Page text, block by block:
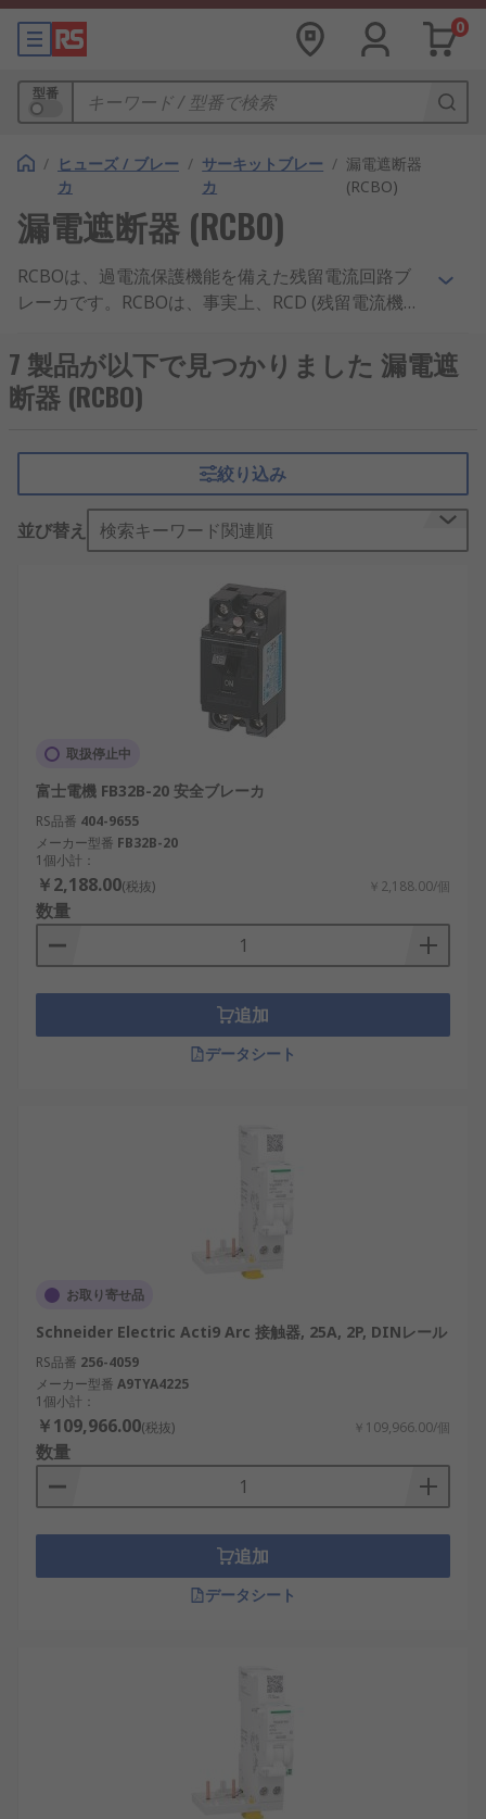
0
型番
/ ヒューズ / ブレー
カ
/ サーキットブレー
カ
/ 漏電遮断器
(RCBO)
漏電遮断器 (RCBO)
RCBOは、過電流保護機能を備えた残留電流回路ブ
レーカです。RCBOは、事実上、RCD (残留電流機
たユニットです。RCBOは、過負荷保護と短絡保護
を組み合わせて、アース漏洩電流に対する保護機能
を提供します。この製品は、電流がアンバランスに
を保護します。RCBOは、広範な遮断容量の製品が
用意されており、産業から家電まで、さまざまな用
途で利用できます。
7 製品が以下で見つかりました 漏電遮
断器 (RCBO)
絞り込み
並び替え 検索キーワード関連順
取扱停止中
富士電機 FB32B-20 安全ブレーカ
RS品番 404-9655
メーカー型番 FB32B-20
1個小計：
￥2,188.00(税抜) ￥2,188.00/個
数量
追加
データシート
お取り寄せ品
Schneider Electric Acti9 Arc 接触器, 25A, 2P, DINレール
RS品番 256-4059
メーカー型番 A9TYA4225
1個小計：
￥109,966.00(税抜) ￥109,966.00/個
数量
追加
データシート